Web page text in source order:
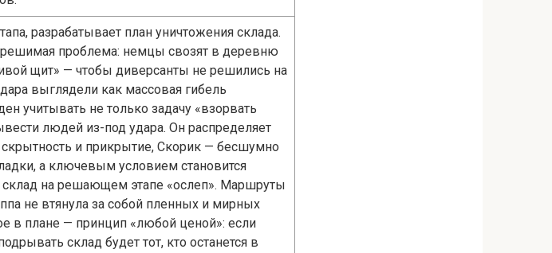
разрабатывает план уничтожения склада.
проблема: немцы свозят в деревню
щит» — чтобы диверсанты не решились на
выглядели как массовая гибель
учитывать не только задачу «взорвать
людей из-под удара. Он распределяет
и прикрытие, Скорик — бесшумно
а ключевым условием становится
на решающем этапе «ослеп». Маршруты
не втянула за собой пленных и мирных
в плане — принцип «любой ценой»: если
склад будет тот, кто останется в